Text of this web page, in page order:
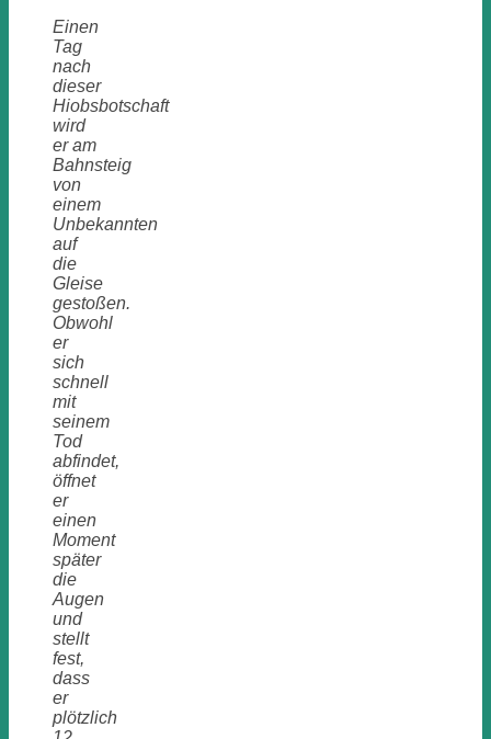
Einen
Tag
nach
dieser
Hiobsbotschaft
wird
er am
Bahnsteig
von
einem
Unbekannten
auf
die
Gleise
gestoßen.
Obwohl
er
sich
schnell
mit
seinem
Tod
abfindet,
öffnet
er
einen
Moment
später
die
Augen
und
stellt
fest,
dass
er
plötzlich